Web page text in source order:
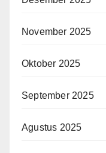
November 2025
Oktober 2025
September 2025
Agustus 2025